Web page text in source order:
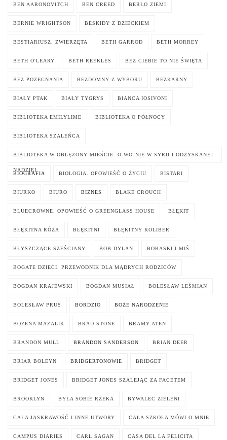
BEN AARONOVITCH BEN CREED BERŁO ZIEMI
BERNIE WRIGHTSON BESKIDY Z DZIECKIEM
BESTIARIUSZ. ZWIERZĘTA BETH GARROD BETH MORREY
BETH O'LEARY BETH REEKLES BEZ CIEBIE TO NIE ŚWIĘTA
BEZ POŻEGNANIA BEZDOMNY Z WYBORU BEZKARNY
BIAŁY PTAK BIAŁY TYGRYS BIANCA IOSIVONI
BIBLIOTEKA EMILYLIME BIBLIOTEKA O PÓŁNOCY
BIBLIOTEKA SZALEŃCA
BIBLIOTEKA W OBLĘŻONY MIEŚCIE. O WOJNIE W SYRII I ODZYSKANEJ
NADZIEI
BIOGRAFIA BIOLOGIA. OPOWIEŚĆ O ŻYCIU BISTARI
BIURKO BIURO BIZNES BLAKE CROUCH
BLUECROWNE. OPOWIEŚĆ O GREENGLASS HOUSE BŁĘKIT
BŁĘKITNA RÓŻA BŁĘKITNI BŁĘKITNY KOLIBER
BŁYSZCZĄCE SZEŚCIANY BOB DYLAN BOBASKI I MIŚ
BOGATE DZIECI. PRZEWODNIK DLA MĄDRYCH RODZICÓW
BOGDAN KRAJEWSKI BOGDAN MUSIAŁ BOLESŁAW LEŚMIAN
BOLESŁAW PRUS BORDZIO BOŻE NARODZENIE
BOŻENA MAZALIK BRAD STONE BRAMY ATEN
BRANDON MULL BRANDON SANDERSON BRIAN DEER
BRIAR BOLEYN BRIDGERTONOWIE BRIDGET
BRIDGET JONES BRIDGET JONES SZALEJĄC ZA FACETEM
BROOKLYN BYŁA SOBIE RZEKA BYWALEC ZIELENI
CAŁA JASKRAWOŚĆ I INNE UTWORY CAŁA SZKOŁA MÓWI O MNIE
CAMPUS DIARIES CARL SAGAN CASA DEL LA FELICITA